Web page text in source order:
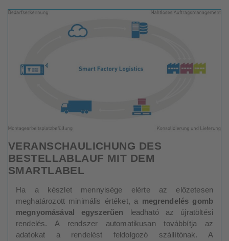
VERANSCHAULICHUNG DES
BESTELLABLAUF MIT DEM
SMARTLABEL
Ha a készlet mennyisége elérte az előzetesen
meghatározott minimális értéket, a megrendelés gomb
megnyomásával egyszerűen leadható az újratöltési
rendelés. A rendszer automatikusan továbbítja az
adatokat a rendelést feldolgozó szállítónak. A